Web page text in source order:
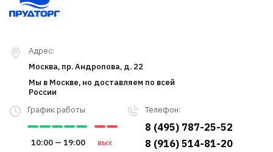
Телефон:
8 (495) 787-25-52
8 (916) 514-81-20
График работы
10:00 — 19:00 вых
Адрес:
Москва, пр. Андропова, д. 22
Мы в Москве, но доставляем по всей
России